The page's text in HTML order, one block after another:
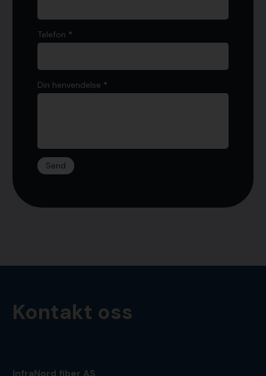
Telefon *
Din henvendelse *
Send
Kontakt oss
InfraNord fiber AS